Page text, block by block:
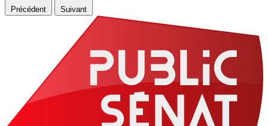
Précédent Suivant